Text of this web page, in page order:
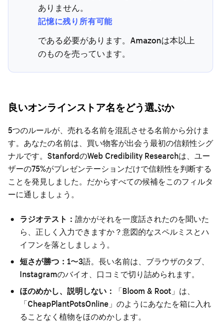
ありません。
記憶に残り所有可能
である必要があります。Amazonは本以上
のものを売っています。
良いオンラインストア名をどう選ぶか
5つのルールが、売れる名前を混乱させる名前から分けま
す。あなたの名前は、買い物客が出会う最初の信頼性シグ
ナルです。StanfordのWeb Credibility Researchは、ユー
ザーの75%がプレゼンテーションだけで信頼性を判断する
ことを発見しました。だからすべての候補をこのフィルタ
ーに通しましょう。
ラジオテスト： 誰かがそれを一度話されたのを聞いた
ら、正しく入力できますか？意図的なスペルミスとハ
イフンを落としましょう。
短さが勝つ： 1〜3語。長い名前は、ブラウザのタブ、
Instagramのバイオ、口コミで切り詰められます。
ほのめかし、説明しない：
「Bloom & Root」は、
「CheapPlantPotsOnline」のようにあなたを箱に入れ
ることなく植物をほのめかします。